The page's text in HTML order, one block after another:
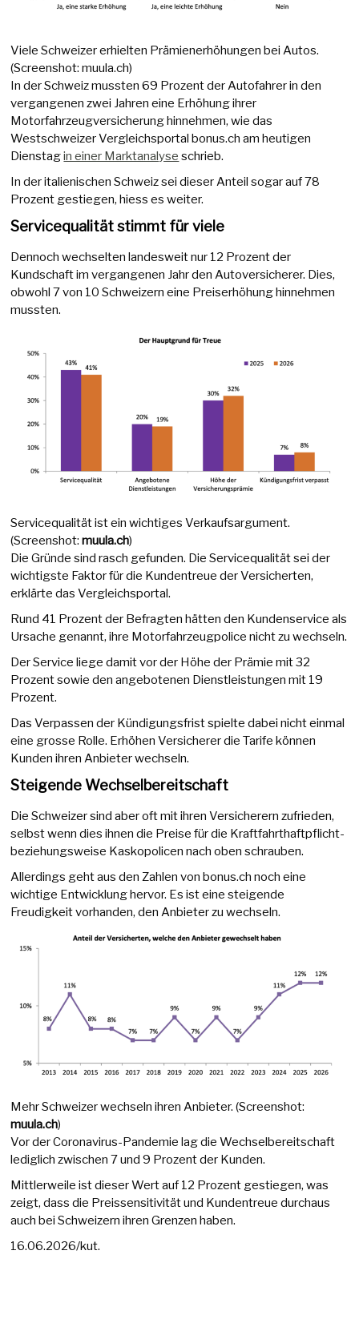
Viele Schweizer erhielten Prämienerhöhungen bei Autos.
(Screenshot: muula.ch)
In der Schweiz mussten 69 Prozent der Autofahrer in den
vergangenen zwei Jahren eine Erhöhung ihrer
Motorfahrzeugversicherung hinnehmen, wie das
Westschweizer Vergleichsportal bonus.ch am heutigen
Dienstagin einer Marktanalyse schrieb.
In der italienischen Schweiz sei dieser Anteil sogar auf 78
Prozent gestiegen, hiess es weiter.
Servicequalität stimmt für viele
Dennoch wechselten landesweit nur 12 Prozent der
Kundschaft im vergangenen Jahr den Autoversicherer. Dies,
obwohl 7 von 10 Schweizern eine Preiserhöhung hinnehmen
mussten.
Servicequalität ist ein wichtiges Verkaufsargument.
(Screenshot:muula.ch)
Die Gründe sind rasch gefunden. Die Servicequalität sei der
wichtigste Faktor für die Kundentreue der Versicherten,
erklärte das Vergleichsportal.
Rund 41 Prozent der Befragten hätten den Kundenservice als
Ursache genannt, ihre Motorfahrzeugpolice nicht zu wechseln.
Der Service liege damit vor der Höhe der Prämie mit 32
Prozent sowie den angebotenen Dienstleistungen mit 19
Prozent.
Das Verpassen der Kündigungsfrist spielte dabei nicht einmal
eine grosse Rolle. Erhöhen Versicherer die Tarife können
Kunden ihren Anbieter wechseln.
Steigende Wechselbereitschaft
Die Schweizer sind aber oft mit ihren Versicherern zufrieden,
selbst wenn dies ihnen die Preise für die Kraftfahrthaftpflicht-
beziehungsweise Kaskopolicen nach oben schrauben.
Allerdings geht aus den Zahlen von bonus.ch noch eine
wichtige Entwicklung hervor. Es ist eine steigende
Freudigkeit vorhanden, den Anbieter zu wechseln.
Mehr Schweizer wechseln ihren Anbieter. (Screenshot:
muula.ch)
Vor der Coronavirus-Pandemie lag die Wechselbereitschaft
lediglich zwischen 7 und 9 Prozent der Kunden.
Mittlerweile ist dieser Wert auf 12 Prozent gestiegen, was
zeigt, dass die Preissensitivität und Kundentreue durchaus
auch bei Schweizern ihren Grenzen haben.
16.06.2026/kut.